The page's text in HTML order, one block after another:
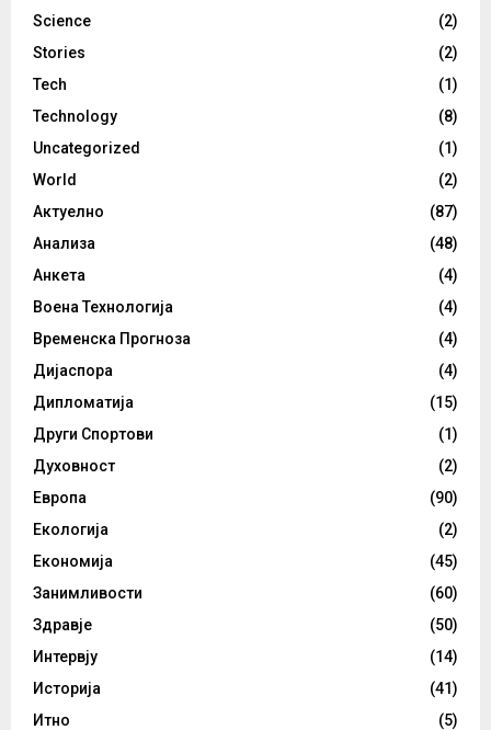
Science
(2)
Stories
(2)
Tech
(1)
Technology
(8)
Uncategorized
(1)
World
(2)
Актуелно
(87)
Анализа
(48)
Анкета
(4)
Воена Технологија
(4)
Временска Прогноза
(4)
Дијаспора
(4)
Дипломатија
(15)
Други Спортови
(1)
Духовност
(2)
Европа
(90)
Екологија
(2)
Економија
(45)
Занимливости
(60)
Здравје
(50)
Интервју
(14)
Историја
(41)
Итно
(5)